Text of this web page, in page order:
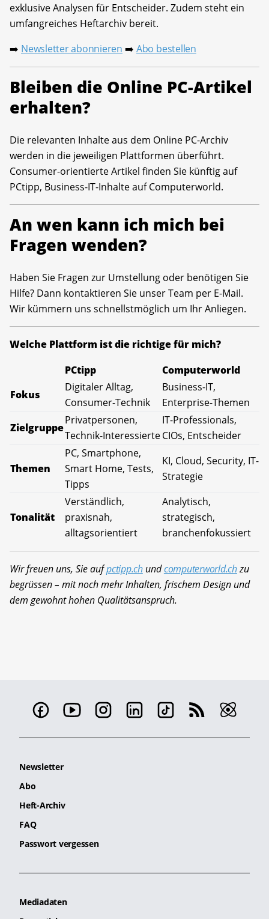
exklusive Analysen für Entscheider. Zudem steht ein
umfangreiches Heftarchiv bereit.
➡️ Newsletter abonnieren ➡️ Abo bestellen
Bleiben die Online PC-Artikel
erhalten?
Die relevanten Inhalte aus dem Online PC-Archiv
werden in die jeweiligen Plattformen überführt.
Consumer-orientierte Artikel finden Sie künftig auf
PCtipp, Business-IT-Inhalte auf Computerworld.
An wen kann ich mich bei
Fragen wenden?
Haben Sie Fragen zur Umstellung oder benötigen Sie
Hilfe? Dann kontaktieren Sie unser Team per E-Mail.
Wir kümmern uns schnellstmöglich um Ihr Anliegen.
Welche Plattform ist die richtige für mich?
PCtipp
Computerworld
Fokus
Digitaler Alltag,
Consumer-Technik
Business-IT,
Enterprise-Themen
Zielgruppe
Privatpersonen,
Technik-Interessierte
IT-Professionals,
CIOs, Entscheider
Themen
PC, Smartphone,
Smart Home, Tests,
Tipps
KI, Cloud, Security, IT-
Strategie
Tonalität
Verständlich,
praxisnah,
alltagsorientiert
Analytisch,
strategisch,
branchenfokussiert
Wir freuen uns, Sie aufpctipp.chundcomputerworld.chzu
begrüssen – mit noch mehr Inhalten, frischem Design und
dem gewohnt hohen Qualitätsanspruch.
Newsletter
Abo
Heft-Archiv
FAQ
Passwort vergessen
Mediadaten